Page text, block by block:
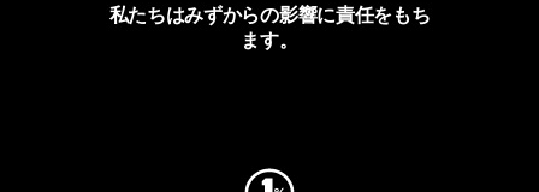
私たちはみずからの影響に責任をもち
ます。